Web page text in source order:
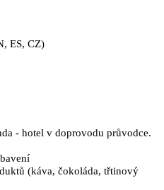
ES, CZ)
- hotel v doprovodu průvodce.
(káva, čokoláda, třtinový